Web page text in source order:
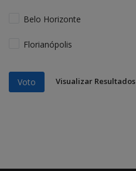
Belo Horizonte
Florianópolis
Voto Visualizar Resultados